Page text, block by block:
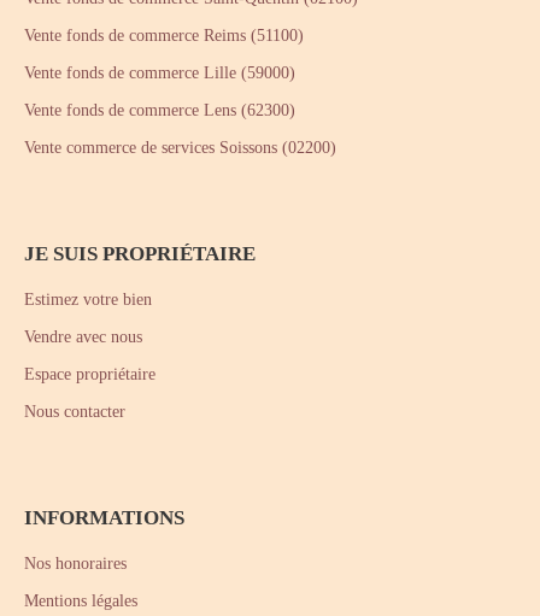
Vente fonds de commerce Reims (51100)
Vente fonds de commerce Lille (59000)
Vente fonds de commerce Lens (62300)
Vente commerce de services Soissons (02200)
JE SUIS PROPRIÉTAIRE
Estimez votre bien
Vendre avec nous
Espace propriétaire
Nous contacter
INFORMATIONS
Nos honoraires
Mentions légales